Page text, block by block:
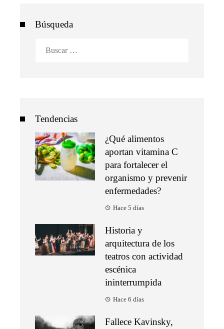
Búsqueda
Tendencias
¿Qué alimentos
aportan vitamina C
para fortalecer el
organismo y prevenir
enfermedades?
Hace 5 días
Historia y
arquitectura de los
teatros con actividad
escénica
ininterrumpida
Hace 6 días
Fallece Kavinsky,